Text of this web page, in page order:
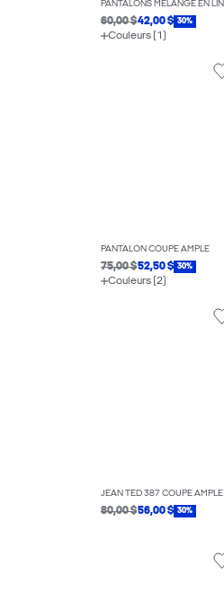
60,00 $42,00 $ 30%
Couleurs (1)
PANTALON COUPE AMPLE
75,00 $52,50 $ 30%
Couleurs (2)
JEAN TED 387 COUPE AMPLE
80,00 $56,00 $ 30%